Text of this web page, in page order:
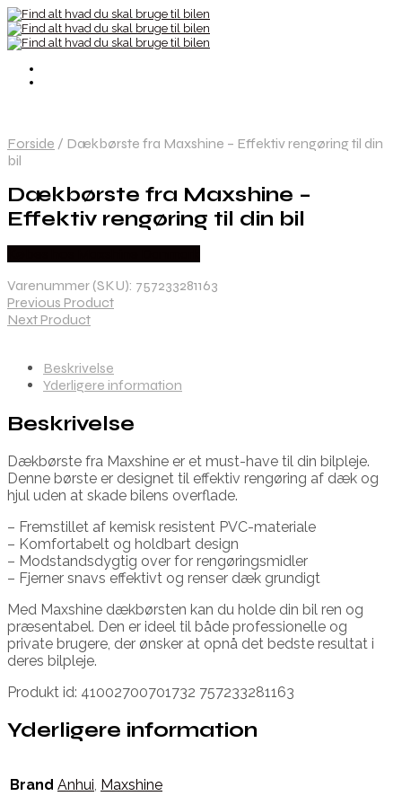
Forside / Dækbørste fra Maxshine – Effektiv rengøring til din
bil
Dækbørste fra Maxshine –
Effektiv rengøring til din bil
Varenummer (SKU): 757233281163
Previous Product
Next Product
Beskrivelse
Yderligere information
Beskrivelse
Dækbørste fra Maxshine er et must-have til din bilpleje.
Denne børste er designet til effektiv rengøring af dæk og
hjul uden at skade bilens overflade.
– Fremstillet af kemisk resistent PVC-materiale
– Komfortabelt og holdbart design
– Modstandsdygtig over for rengøringsmidler
– Fjerner snavs effektivt og renser dæk grundigt
Med Maxshine dækbørsten kan du holde din bil ren og
præsentabel. Den er ideel til både professionelle og
private brugere, der ønsker at opnå det bedste resultat i
deres bilpleje.
Produkt id: 41002700701732 757233281163
Yderligere information
Brand Anhui, Maxshine